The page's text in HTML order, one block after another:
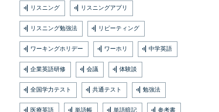
リスニング リスニングアプリ
リスニング勉強法 リピーティング
ワーキングホリデー ワーホリ 中学英語
企業英語研修 会議 体験談
全国学力テスト 共通テスト 勉強法
医療英語 単語帳 単語暗記 参考書